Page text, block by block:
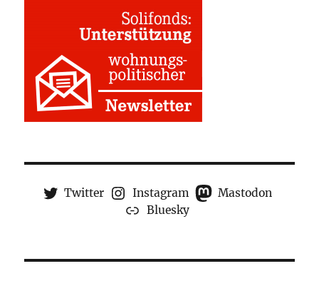
Twitter Instagram
Mastodon
Bluesky